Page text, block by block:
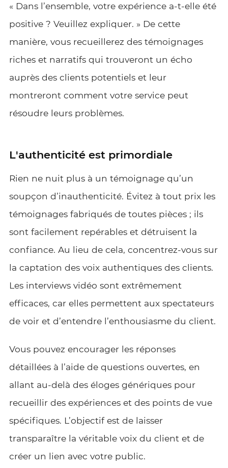
« Dans l’ensemble, votre expérience a-t-elle été
positive ? Veuillez expliquer. » De cette
manière, vous recueillerez des témoignages
riches et narratifs qui trouveront un écho
auprès des clients potentiels et leur
montreront comment votre service peut
résoudre leurs problèmes.
L'authenticité est primordiale
Rien ne nuit plus à un témoignage qu’un
soupçon d’inauthenticité. Évitez à tout prix les
témoignages fabriqués de toutes pièces ; ils
sont facilement repérables et détruisent la
confiance. Au lieu de cela, concentrez-vous sur
la captation des voix authentiques des clients.
Les interviews vidéo sont extrêmement
efficaces, car elles permettent aux spectateurs
de voir et d’entendre l’enthousiasme du client.
Vous pouvez encourager les réponses
détaillées à l’aide de questions ouvertes, en
allant au-delà des éloges génériques pour
recueillir des expériences et des points de vue
spécifiques. L’objectif est de laisser
transparaître la véritable voix du client et de
créer un lien avec votre public.